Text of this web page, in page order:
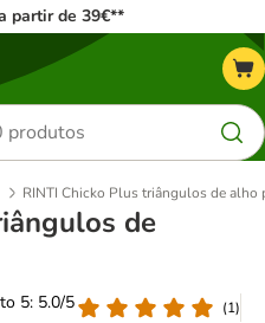
partir de 39€**
RINTI Chicko Plus triângulos de alho
de
5: 5.0/5
(1)